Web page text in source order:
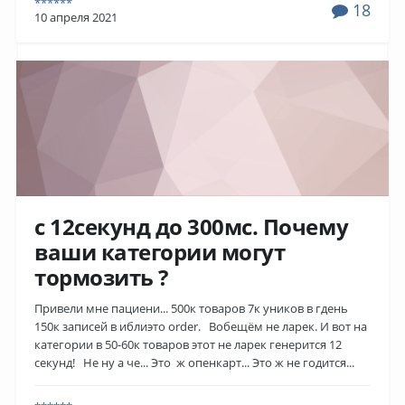
10 апреля 2021
18
c 12секунд до 300мс. Почему
ваши категории могут
тормозить ?
Привели мне пациени... 500к товаров 7к уников в гдень
150к записей в иблиэто order. Вобещём не ларек. И вот на
категории в 50-60к товаров этот не ларек генерится 12
секунд! Не ну а че... Это ж опенкарт... Это ж не годится...